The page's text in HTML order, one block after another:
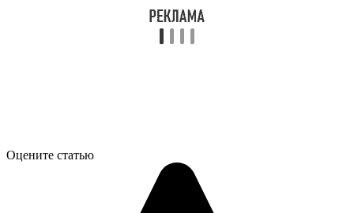
Оцените статью